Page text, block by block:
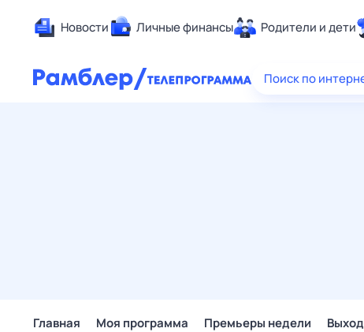
Новости Личные финансы Родители и дети
Здоровье
Поиск по
Главная Моя программа Премьеры недели